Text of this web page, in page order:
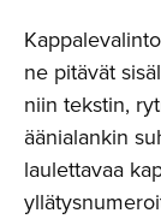
ne pitävät
niin tekstin,
äänialankin
laulettavaa